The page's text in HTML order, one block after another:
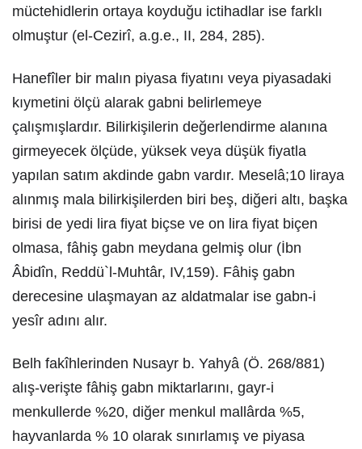
müctehidlerin ortaya koyduğu ictihadlar ise farklı
olmuştur (el-Cezirî, a.g.e., II, 284, 285).
Hanefîler bir malın piyasa fiyatını veya piyasadaki
kıymetini ölçü alarak gabni belirlemeye
çalışmışlardır. Bilirkişilerin değerlendirme alanına
girmeyecek ölçüde, yüksek veya düşük fiyatla
yapılan satım akdinde gabn vardır. Meselâ;10 liraya
alınmış mala bilirkişilerden biri beş, diğeri altı, başka
birisi de yedi lira fiyat biçse ve on lira fiyat biçen
olmasa, fâhiş gabn meydana gelmiş olur (İbn
Âbidîn, Reddü`l-Muhtâr, IV,159). Fâhiş gabn
derecesine ulaşmayan az aldatmalar ise gabn-i
yesîr adını alır.
Belh fakîhlerinden Nusayr b. Yahyâ (Ö. 268/881)
alış-verişte fâhiş gabn miktarlarını, gayr-i
menkullerde %20, diğer menkul mallârda %5,
hayvanlarda % 10 olarak sınırlamış ve piyasa